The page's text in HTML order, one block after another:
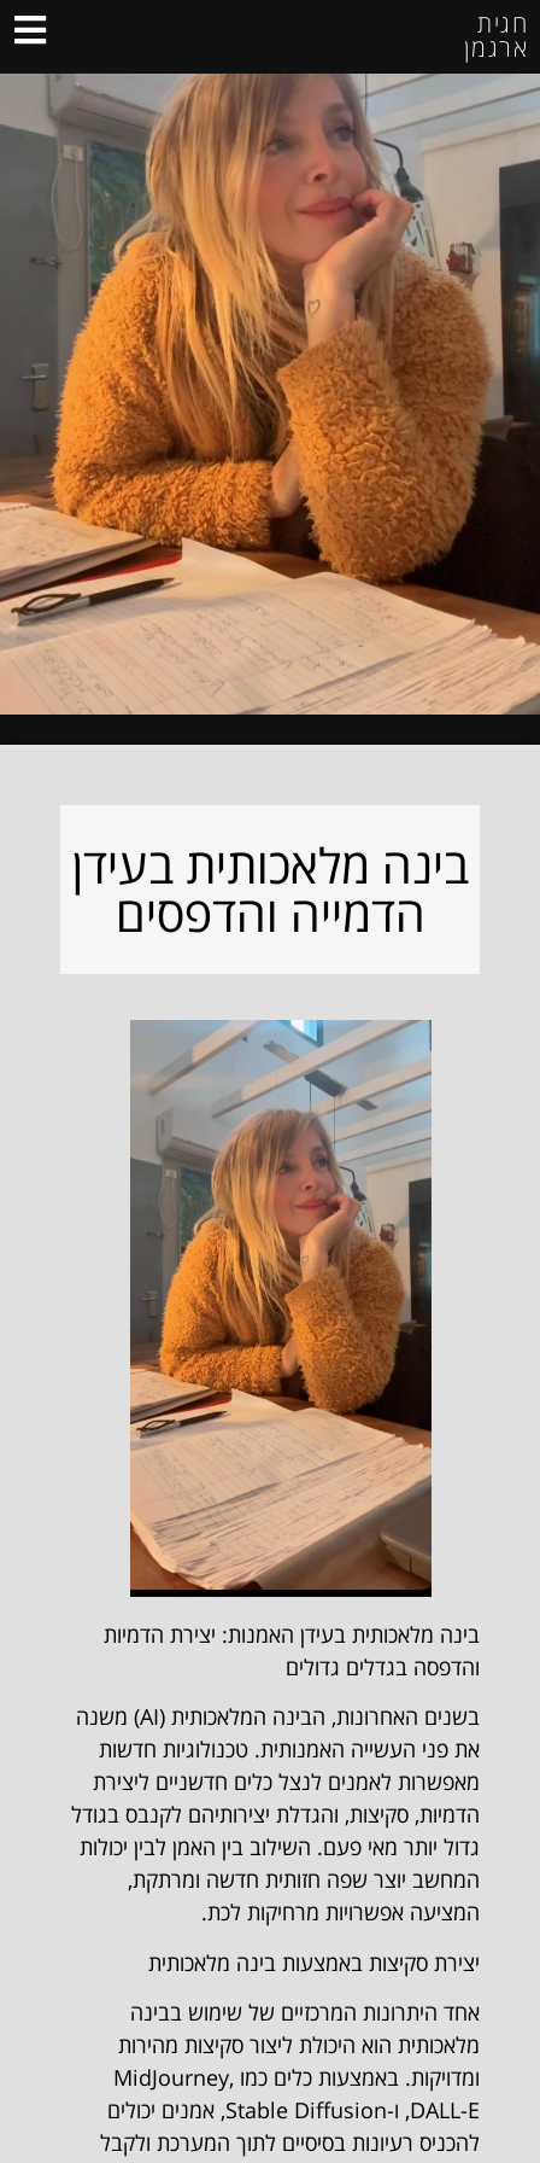
חגית
ארגמן
בינה מלאכותית בעידן
הדמייה והדפסים
בינה מלאכותית בעידן האמנות: יצירת הדמיות
והדפסה בגדלים גדולים
בשנים האחרונות, הבינה המלאכותית (AI) משנה
את פני העשייה האמנותית. טכנולוגיות חדשות
מאפשרות לאמנים לנצל כלים חדשניים ליצירת
הדמיות, סקיצות, והגדלת יצירותיהם לקנבס בגודל
גדול יותר מאי פעם. השילוב בין האמן לבין יכולות
המחשב יוצר שפה חזותית חדשה ומרתקת,
המציעה אפשרויות מרחיקות לכת.
יצירת סקיצות באמצעות בינה מלאכותית
אחד היתרונות המרכזיים של שימוש בבינה
מלאכותית הוא היכולת ליצור סקיצות מהירות
ומדויקות. באמצעות כלים כמו MidJourney,
DALL-E, ו-Stable Diffusion, אמנים יכולים
להכניס רעיונות בסיסיים לתוך המערכת ולקבל